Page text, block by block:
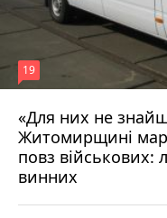
«Для них не
Житомирщині
повз
винних
19
17 липня 2026 р.